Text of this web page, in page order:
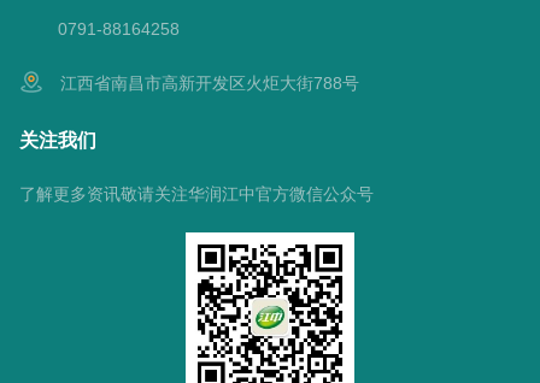
0791-88164258
江西省南昌市高新开发区火炬大街788号
关注我们
了解更多资讯敬请关注华润江中官方微信公众号